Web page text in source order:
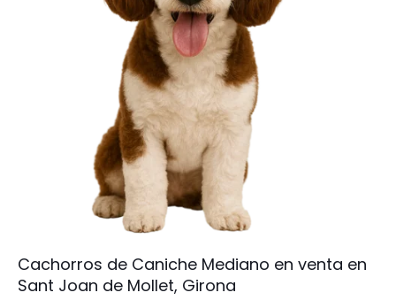
Cachorros de Caniche Mediano en venta en
Sant Joan de Mollet, Girona